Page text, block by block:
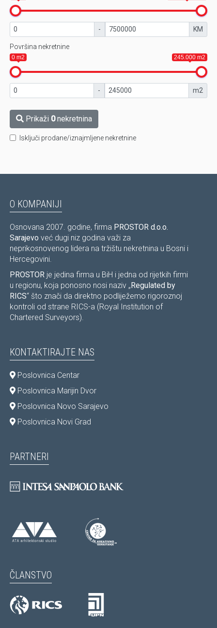
- KM
Površina nekretnine
0 m2 245.000 m2
- m2
Prikaži 0nekretnina
Isključi prodane/iznajmljene nekretnine
O KOMPANIJI
Osnovana 2007. godine, firma PROSTOR d.o.o.
Sarajevo već dugi niz godina važi za
neprikosnovenog lidera na tržištu nekretnina u Bosni i
Hercegovini.
PROSTOR je jedina firma u BiH i jedna od rijetkih firmi
u regionu, koja ponosno nosi naziv „Regulated by
RICS“ što znači da direktno podliježemo rigoroznoj
kontroli od strane RICS-a (Royal Institution of
Chartered Surveyors).
KONTAKTIRAJTE NAS
Poslovnica Centar
Poslovnica Marijin Dvor
Poslovnica Novo Sarajevo
Poslovnica Novi Grad
PARTNERI
ČLANSTVO